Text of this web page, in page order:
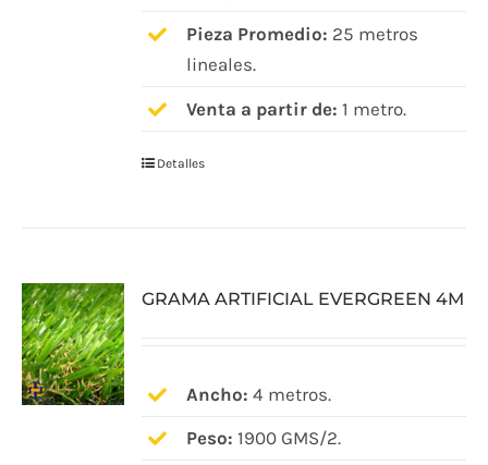
Pieza Promedio: 25 metros
lineales.
Venta a partir de: 1 metro.
Detalles
GRAMA ARTIFICIAL EVERGREEN 4M
Ancho: 4 metros.
Peso: 1900 GMS/2.